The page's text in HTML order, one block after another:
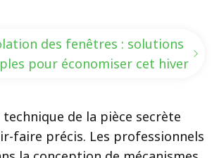
des fenêtres : solutions
pour économiser cet hiver
de la pièce secrète
faire précis. Les professionnels